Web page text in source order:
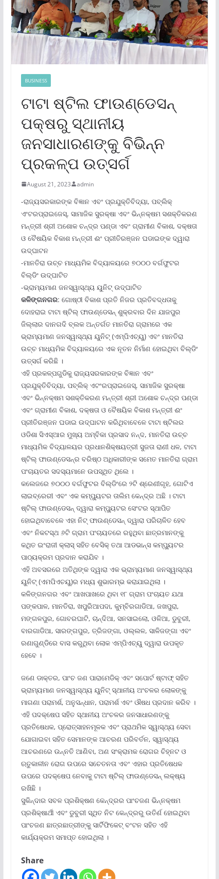
BUSINESS
ଟାଟା ଷ୍ଟିଲ ଫାଉଣ୍ଡେସନ୍
ପକ୍ଷରୁ ସ୍ଥାନୀୟ
ଜନସାଧାରଣଙ୍କୁ ବିଭିନ୍ନ
ପ୍ରକଳ୍ପ ଉତ୍ସର୍ଗ
August 21, 2023 admin
-ରାଜ୍ୟସରକାରଙ୍କ ବିଜ୍ଞାନ ଏବଂ ପ୍ରଯୁକ୍ତିବିଦ୍ୟା, ପବ୍ଲିକ୍
ଏଂଟରପ୍ରାଇଜେସ୍‌, ସାମାଜିକ ସୁରକ୍ଷା ଏବଂ ଭିନ୍ନକ୍ଷମ ସଶକ୍ତିକରଣ
ମନ୍ତ୍ରୀ ଶ୍ରୀ ଅଶୋକ ଚନ୍ଦ୍ର ପଣ୍ଡା ଏବଂ ଗ୍ରାମୀଣ ବିକାଶ, ଦକ୍ଷତା
ଓ ବୈଷୟିକ ବିକାଶ ମନ୍ତ୍ରୀ ଈଂ ପ୍ରୀତିରଞ୍ଜନ ଘଡାଇଙ୍କ ଦ୍ୱାରା
ଉଦ୍‌ଘାଟନ
-ମାନତିରା ଉଚ୍ଚ ମାଧ୍ୟମିକ ବିଦ୍ୟାଳୟରେ ୭୦୦୦ ବର୍ଗଫୁଟର
ବିଲ୍ଡିଂ ଉଦ୍‌ଘାଟିତ
-ଭ୍ରାମ୍ୟମାଣ ଜନସ୍ୱାସ୍ଥ୍ୟ ୟୁନିଟ୍ ଉଦ୍‌ଘାଟିତ
କଳିଙ୍ଗନଗର: ଗୋଷ୍ଠୀ ବିକାଶ ପ୍ରତି ନିଜର ପ୍ରତିବଦ୍ଧତାକୁ
ଦୋହରାଇ ଟାଟା ଷ୍ଟିଲ୍ ଫାଉଣ୍ଡେସନ୍ ଶୁକ୍ରବାର ଦିନ ଯାଜପୁର
ଜିଲ୍ଲାର ଦାନଗଦି ବ୍ଲକ ଅନ୍ତର୍ଗତ ମାନତିରା ଗ୍ରାମରେ ଏକ
ଭ୍ରାମ୍ୟମାଣ ଜନସ୍ୱାସ୍ଥ୍ୟ ୟୁନିଟ୍ (ଏମ୍‌ପିଏଚ୍‌ୟୁ) ଏବଂ ମାନତିରା
ଉଚ୍ଚ ମାଧ୍ୟମିକ ବିଦ୍ୟାଳୟରେ ଏକ ନୂତନ ନିର୍ମାଣ ହୋଇଥିବା ବିଲ୍ଡିଂ
ଉତ୍ସର୍ଗ କରିଛି ।
ଏହି ପ୍ରକଳ୍ପଗୁଡିକୁ ରାଜ୍ୟସରକାରଙ୍କ ବିଜ୍ଞାନ ଏବଂ
ପ୍ରଯୁକ୍ତିବିଦ୍ୟା, ପବ୍ଲିକ୍ ଏଟଂରପ୍ରାଇଜେସ୍‌, ସାମାଜିକ ସୁରକ୍ଷା
ଏବଂ ଭିନ୍ନକ୍ଷମ ସଶକ୍ତିକରଣ ମନ୍ତ୍ରୀ ଶ୍ରୀ ଅଶୋକ ଚନ୍ଦ୍ର ପଣ୍ଡା
ଏବଂ ଗ୍ରାମୀଣ ବିକାଶ, ଦକ୍ଷତା ଓ ବୈଷୟିକ ବିକାଶ ମନ୍ତ୍ରୀ ଈଂ
ପ୍ରୀତିରଞ୍ଜନ ଘଡାଇ ଉଦ୍‌ଘାଟନ କରିଥିବାବେଳେ ଟାଟା ଷ୍ଟିଲର
ଓଡିଶା ସିଏସ୍‌ଆର ମୁଖ୍ୟ ଅମ୍ବିକା ପ୍ରସାଦ ନନ୍ଦ, ମାନତିରା ଉଚ୍ଚ
ମାଧ୍ୟମିକ ବିଦ୍ୟାଳୟର ପ୍ରଧାନଶିକ୍ଷୟତ୍ରୀ ସୁଜତା ରାଣୀ ଧଳ, ଟାଟା
ଷ୍ଟିଲ୍ ଫାଉଣ୍ଡେସନ୍‌ର ବରିଷ୍ଠ ଅଧିକାରୀଙ୍କ ସମେତ ମାନତିରା ଗ୍ରାମ
ପଂଚାୟତର ସଦସ୍ୟମାନେ ଉପସ୍ଥିତ ଥିଲେ ।
କଲେଜରେ ୭୦୦୦ ବର୍ଗଫୁଟର ବିଲ୍ଡିଂରେ ୨ଟି ଶ୍ରେଣୀଗୃହ, ଗୋଟିଏ
ଲାଇବ୍ରେରୀ ଏବଂ ଏକ କମ୍ପ୍ୟୁଟର ତାଲିମ କେନ୍ଦ୍ର ଅଛି । ଟାଟା
ଷ୍ଟିଲ୍ ଫାଉଣ୍ଡେସନ୍ ଦ୍ୱାରା କମ୍ପ୍ୟୁଟର ସେଂଟର ସ୍ଥାପିତ
ହୋଇଥିବାବେଳେ ଏହା ନିଟ୍ ଫାଉଣ୍ଡେସନ୍ ଦ୍ୱାରା ପରିଚାଳିତ ହେବ
ଏବଂ ନିକଟସ୍ଥ ୬ଟି ଗ୍ରାମ ପଂଚାୟତରେ ରହୁଥିବା ଛାତ୍ରମାନଙ୍କୁ
କଥିତ ଇଂରାଜୀ କ୍ଲାସ୍ ସହିତ ବେସିକ୍ ତଥା ଆଡଭାନ୍ସ କମ୍ପ୍ୟୁଟର
ପାଠ୍ୟକ୍ରମ ପ୍ରଦାନ କରାଯିବ ।
ଏହି ଅବସରରେ ଅତିଥିଙ୍କ ଦ୍ୱାରା ଏକ ଭ୍ରାମ୍ୟମାଣ ଜନସ୍ୱାସ୍ଥ୍ୟ
ୟୁନିଟ୍ (ଏମପିଏଚୟୁ)ର ମଧ୍ୟ ଶୁଭାରମ୍ଭ କରାଯାଇଥିଲା ।
କଳିଙ୍ଗନଗର ଏବଂ ଆଖପାଖରେ ଥିବା ୧୮ ଗ୍ରାମ ପଂଚାୟତ ଯଥା
ପଙ୍କପାଳ, ମାନତିରା, ଖପୁରିଆପଦା, କୁମ୍ବିରଗାଡିଆ, ଜଖପୁରା,
ମଙ୍ଗଳପୁର, ଗୋବରଘାଟି, ଚାନ୍ଦିଆ, ସନସାଇଲୋ, ଓଳିଆ, ଡୁବୁରୀ,
ବାରଗାଡିଆ, ସାରଙ୍ଗପୁର, ତ୍ରିଜଙ୍ଗା, ଓଲ୍ଲଳ, ସାଳିଜଙ୍ଗା ଏବଂ
ରଣାଗୁଣ୍ଡିରେ ବାସ କରୁଥିବା ଲୋକ ଏମ୍‌ପିଏଚ୍‌ୟୁ ଦ୍ୱାରା ଉପକୃତ
ହେବେ ।
ଜଣେ ଡାକ୍ତର, ପାଂଚ ଜଣ ପାରାମେଡିକ୍ ଏବଂ ସପୋର୍ଟ ଷ୍ଟାଫ୍ ସହିତ
ଭ୍ରାମ୍ୟମାଣ ଜନସ୍ୱାସ୍ଥ୍ୟ ୟୁନିଟ୍ ସ୍ଥାନୀୟ ଅଂଚଳର ଲୋକଙ୍କୁ
ମାଗଣା ପରାମର୍ଶ, ଅନୁସନ୍ଧାନ, ପରାମର୍ଶ ଏବଂ ଔଷଧ ପ୍ରଦାନ କରିବ ।
ଏହି ପଦକ୍ଷେପ ସହିତ ସ୍ଥାନୀୟ ଅଂଚଳର ଜନସାଧାରଣଙ୍କୁ
ପ୍ରତିଷେଧକ, ପ୍ରୋତ୍ସାହନମୂଳକ ଏବଂ ପ୍ରାଥମିକ ସ୍ୱାସ୍ଥ୍ୟ ସେବା
ଯୋଗାଇବା ସହିତ ସେମାନଙ୍କ ଆଚରଣ ପରିବର୍ତନ, ସ୍ୱାସ୍ଥ୍ୟ
ଆଚରଣରେ ଉନ୍ନତି ଆଣିବା, ଅଣ ସଂକ୍ରାମକ ରୋଗର ଚିହ୍ନଟ ଓ
ଋତୁକାଳୀନ ରୋଗ ଉପରେ ସଚେତନତା ଏବଂ ଏହାର ପ୍ରତିଷେଧକ
ଉପରେ ପଦକ୍ଷେପ ନେବାକୁ ଟାଟା ଷ୍ଟିଲ୍ ଫାଉଣ୍ଡେସନ୍ ଲକ୍ଷ୍ୟ
ରଖିଛି ।
ସୁକିନ୍ଦାର ସବଳ ପ୍ରଶିକ୍ଷଣ କେନ୍ଦ୍ରର ପାଂଚଜଣ ଭିନ୍ନକ୍ଷମ
ପ୍ରଶିକ୍ଷାର୍ଥୀ ଏବଂ ଡୁବୁରୀ ସ୍ଥିତ ନିଟ କେନ୍ଦ୍ରରୁ ଉତିର୍ଣ ହୋଇଥିବା
ପାଂଚଜଣ ଛାତ୍ରଛାତ୍ରୀଙ୍କୁ ସାର୍ଟିଫିକେଟ୍ ବଂଟନ ସହିତ ଏହି
କାର୍ଯ୍ୟକ୍ରମ ସମାପ୍ତ ହୋଇଥିଲା ।
Share